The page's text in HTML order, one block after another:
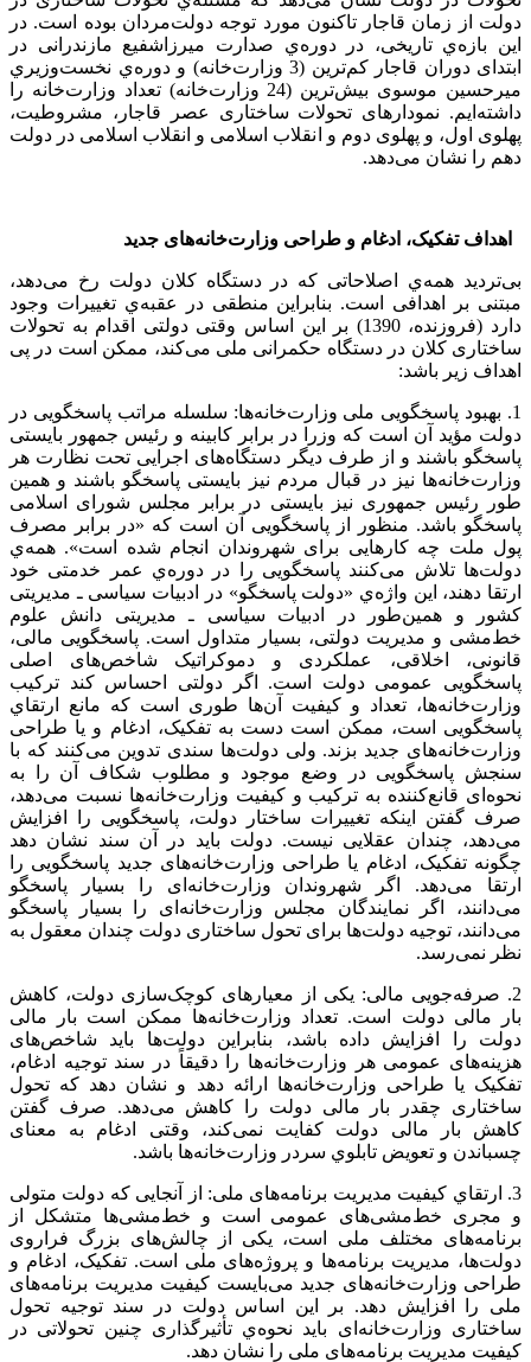
دولت از زمان قاجار تاکنون مورد توجه دولت‌مردان بوده است. در
این بازه‌ي تاریخی، در دوره‌ي صدارت میرزاشفیع مازندرانی در
ابتدای دوران قاجار کم‌ترین (3 وزارت‌خانه) و دوره‌ي نخست‌وزيري
میرحسین موسوی بیش‌ترین (24 وزارت‌خانه) تعداد وزارت‌خانه را
داشته‌ايم. نمودارهای تحولات ساختاری عصر قاجار، مشروطیت،
پهلوی اول، و پهلوی دوم و انقلاب اسلامی و انقلاب اسلامی در دولت
دهم را نشان می‌دهد.
اهداف تفکیک، ادغام و طراحی وزارت‌خانه‌های جدید
بی‌تردید همه‌ي اصلاحاتی که در دستگاه کلان دولت رخ می‌دهد،
مبتنی بر اهدافی است. بنابراین منطقی در عقبه‌ي تغییرات وجود
دارد (فروزنده، 1390) بر این اساس وقتی دولتی اقدام به تحولات
ساختاری کلان در دستگاه حکمرانی ملی می‌‌کند، ممکن است در پی
اهداف زیر باشد:
1. بهبود پاسخگویی ملی وزارت‌خانه‌ها: سلسله مراتب پاسخگویی در
دولت مؤید آن است که وزرا در برابر کابینه و رئیس جمهور بایستی
پاسخگو باشند و از طرف دیگر دستگاه‌های اجرایی تحت نظارت هر
وزارت‌خانه‌ها نیز در قبال مردم نیز بایستی پاسخگو باشند و همین
طور رئیس جمهوری نیز بایستی در برابر مجلس شورای اسلامی
پاسخگو باشد. منظور از پاسخگویی آن است که «در برابر مصرف
پول ملت چه کارهایی برای شهروندان انجام شده است». همه‌ي
دولت‌ها تلاش می‌کنند پاسخگویی را در دوره‌ي عمر خدمتی خود
ارتقا دهند، این واژه‌ي «دولت پاسخگو» در ادبیات سیاسی ـ مدیریتی
کشور و همین‌طور در ادبیات سیاسی‌ ـ مدیریتی دانش علوم
خط‌مشی و مدیریت دولتی، بسیار متداول است. پاسخگویی مالی،
قانونی، اخلاقی، عملکردی و دموکراتیک شاخص‌های اصلی
پاسخگویی عمومی دولت است. اگر دولتی احساس کند ترکیب
وزارت‌خانه‌ها، تعداد و کیفیت آن‌ها طوری است که مانع ارتقاي
پاسخگویی است، ممکن است دست به تفکیک، ادغام و یا طراحی
وزارت‌خانه‌های جدید بزند. ولی دولت‌ها سندی تدوین می‌کنند که با
سنجش پاسخگویی در وضع موجود و مطلوب شکاف آن را به
نحوه‌ای قانع‌کننده به ترکیب و کیفیت وزارت‌خانه‌ها نسبت می‌دهد،
صرف گفتن اینکه تغییرات ساختار دولت، پاسخگویی را افزایش
می‌دهد، چندان عقلایی نیست. دولت باید در آن سند نشان دهد
چگونه تفکیک، ادغام یا طراحی وزارت‌خانه‌های جدید پاسخگویی را
ارتقا می‌دهد. اگر شهروندان وزارت‌خانه‌ای را بسیار پاسخگو
می‌دانند، اگر نمایندگان مجلس وزارت‌خانه‌ای را بسیار پاسخگو
می‌دانند، توجیه دولت‌ها برای تحول ساختاری دولت چندان معقول به
نظر نمی‌رسد.
2. صرفه‌جویی مالی: یکی از معیارهای کوچک‌سازی دولت، کاهش
بار مالی دولت است. تعداد وزارت‌خانه‌ها ممکن است بار مالی
دولت را افزایش داده باشد، بنابراین دولت‌ها باید شاخص‌های
هزینه‌های عمومی هر وزارت‌خانه‌ها را دقیقاً در سند توجیه ادغام،
تفکیک یا طراحی وزارت‌خانه‌ها ارائه دهد و نشان دهد که تحول
ساختاری چقدر بار مالی دولت را کاهش می‌دهد. صرف گفتن
کاهش بار مالی دولت کفایت نمی‌کند، وقتی ادغام به معنای
چسباندن و تعویض تابلوي سردر وزارت‌خانه‌ها باشد.
3. ارتقاي کیفیت مدیریت برنامه‌های ملی: از آنجایی که دولت متولی
و مجری خط‌مشی‌های عمومی است و خط‌مشی‌ها متشکل از
برنامه‌های مختلف ملی است، یکی از چالش‌های بزرگ فراروی
دولت‌ها، مدیریت برنامه‌ها و پروژه‌های ملی است. تفکیک، ادغام و
طراحی وزارت‌خانه‌های جدید می‌بایست کیفیت مدیریت برنامه‌های
ملی را افزایش دهد. بر این اساس دولت در سند توجیه تحول
ساختاری وزارت‌خانه‌ای باید نحوه‌ي تأثیرگذاری چنین تحولاتی در
کیفیت مدیریت برنامه‌های ملی را نشان دهد.